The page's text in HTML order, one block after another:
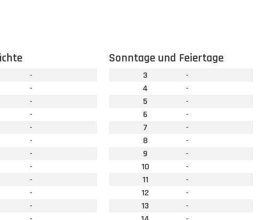
-
-
-
-
-
-
-
-
-
-
-
Sonntage und Feiertage
3
-
4
-
5
-
6
-
7
-
8
-
9
-
10
-
11
-
12
-
13
-